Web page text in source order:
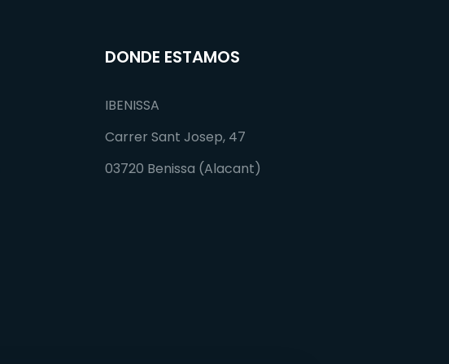
DONDE ESTAMOS
IBENISSA
Carrer Sant Josep, 47
03720 Benissa (Alacant)